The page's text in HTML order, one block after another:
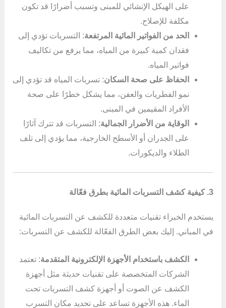
على الهيكل الإنشائي للمبنى وتسبب أضرارًا قد تكون
مكلفة للإصلاح.
الحد من الفواتير المائية المرتفعة: التسربات تؤدي إلى
فقدان كمية كبيرة من المياه، مما يرفع من تكاليف
فواتير المياه.
الحفاظ على صحة السكان: تسربات المياه قد تؤدي إلى
نمو الفطريات والعفن، مما يشكل خطرًا على صحة
الأفراد المقيمين في المبنى.
الوقاية من الأضرار الجمالية: التسربات قد تترك آثارًا
على الجدران أو الأسطح الخارجية، مما يؤدي إلى تلف
الطلاء والديكورات.
3. كيفية كشف التسربات المائية بطرق فعّالة
يستخدم الخبراء تقنيات متعددة للكشف عن التسربات المائية
في المباني. إليك بعض الطرق الفعّالة للكشف عن التسربات:
الكشف باستخدام الأجهزة الإلكترونية المتقدمة: تعتمد
الشركات المتخصصة على تقنيات حديثة مثل أجهزة
الكشف عن الصوت أو أجهزة كشف التسربات تحت
الماء. هذه الأجهزة تساعد على تحديد مكان التسرب